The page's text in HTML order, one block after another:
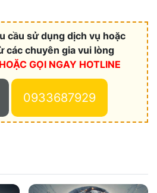
cầu sử dụng dịch vụ hoặc
các chuyên gia vui lòng
GỌI NGAY HOTLINE
0933687929